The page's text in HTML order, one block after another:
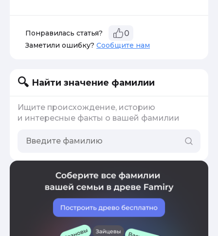
Понравилась статья? 0
Заметили ошибку? Сообщите нам
Найти значение фамилии
Ищите происхождение, историю
и интересные факты о вашей фамилии